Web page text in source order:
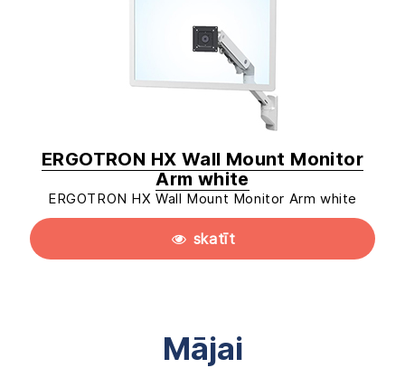
ERGOTRON HX Wall Mount Monitor
Arm white
ERGOTRON HX Wall Mount Monitor Arm white
skatīt
Mājai